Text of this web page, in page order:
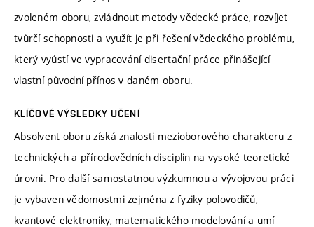
zvoleném oboru, zvládnout metody vědecké práce, rozvíjet
tvůrčí schopnosti a využít je při řešení vědeckého problému,
který vyústí ve vypracování disertační práce přinášející
vlastní původní přínos v daném oboru.
KLÍČOVÉ VÝSLEDKY UČENÍ
Absolvent oboru získá znalosti mezioborového charakteru z
technických a přírodovědních disciplin na vysoké teoretické
úrovni. Pro další samostatnou výzkumnou a vývojovou práci
je vybaven vědomostmi zejména z fyziky polovodičů,
kvantové elektroniky, matematického modelování a umí